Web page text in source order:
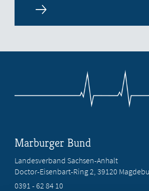
Marburger Bund
Landesverband Sachsen-Anhalt
Doctor-Eisenbart-Ring 2, 39120
0391 - 62 84 10